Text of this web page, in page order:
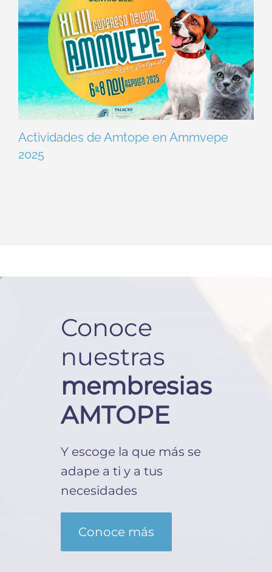
Actividades de Amtope en Ammvepe
2025
Conoce
nuestras
membresias
AMTOPE
Y escoge la que más se
adape a ti y a tus
necesidades
Conoce más